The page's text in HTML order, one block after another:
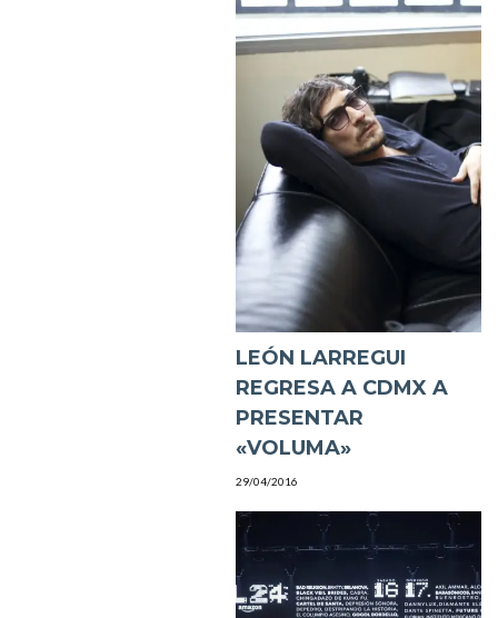
LEÓN LARREGUI
REGRESA A CDMX A
PRESENTAR
«VOLUMA»
29/04/2016